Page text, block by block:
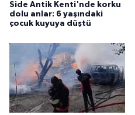
Side Antik Kenti'nde korku
dolu anlar: 6 yaşındaki
çocuk kuyuya düştü